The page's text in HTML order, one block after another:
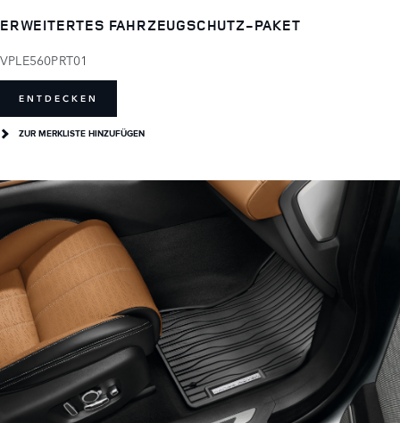
ERWEITERTES FAHRZEUGSCHUTZ-PAKET
VPLE560PRT01
ENTDECKEN
ZUR MERKLISTE HINZUFÜGEN